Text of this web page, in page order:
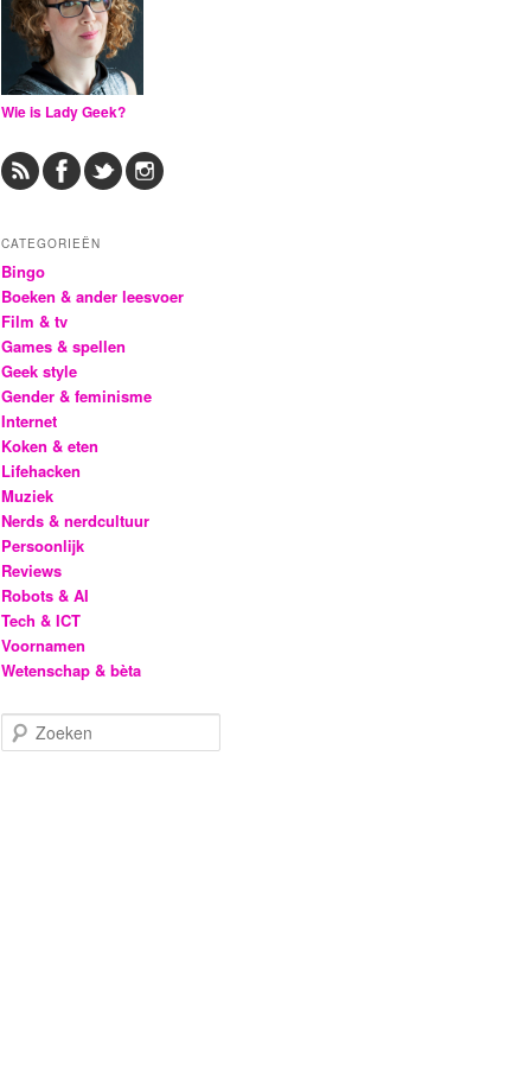
Wie is Lady Geek?
CATEGORIEËN
Bingo
Boeken & ander leesvoer
Film & tv
Games & spellen
Geek style
Gender & feminisme
Internet
Koken & eten
Lifehacken
Muziek
Nerds & nerdcultuur
Persoonlijk
Reviews
Robots & AI
Tech & ICT
Voornamen
Wetenschap & bèta
o